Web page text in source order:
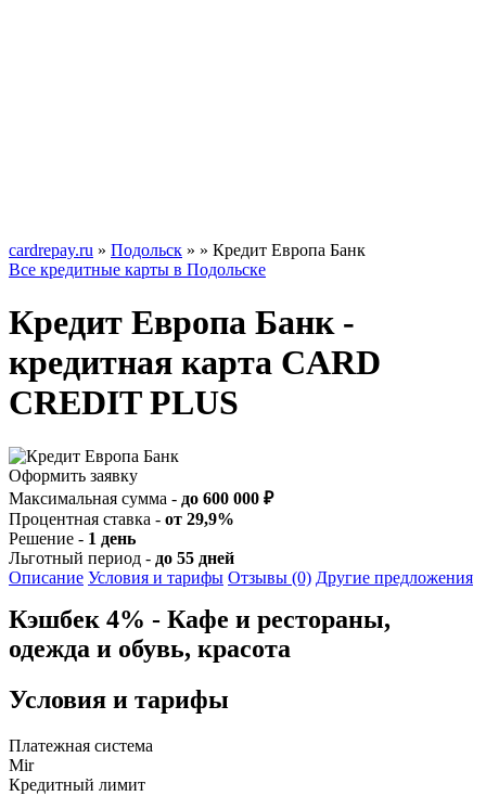
cardrepay.ru » Подольск » » Кредит Европа Банк
Все кредитные карты в Подольске
Кредит Европа Банк -
кредитная карта CARD
CREDIT PLUS
Оформить заявку
Максимальная сумма - до 600 000 ₽
Процентная ставка - от 29,9%
Решение - 1 день
Льготный период - до 55 дней
Описание Условия и тарифы Отзывы (0) Другие предложения
Кэшбек 4% - Кафе и рестораны,
одежда и обувь, красота
Условия и тарифы
Платежная система
Mir
Кредитный лимит